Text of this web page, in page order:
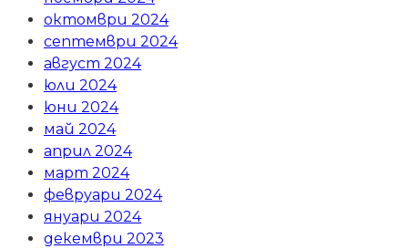
октомври 2024
септември 2024
август 2024
юли 2024
юни 2024
май 2024
април 2024
март 2024
февруари 2024
януари 2024
декември 2023